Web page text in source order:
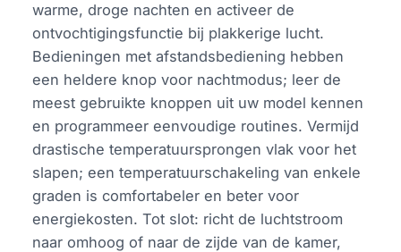
warme, droge nachten en activeer de
ontvochtigingsfunctie bij plakkerige lucht.
Bedieningen met afstandsbediening hebben
een heldere knop voor nachtmodus; leer de
meest gebruikte knoppen uit uw model kennen
en programmeer eenvoudige routines. Vermijd
drastische temperatuursprongen vlak voor het
slapen; een temperatuurschakeling van enkele
graden is comfortabeler en beter voor
energiekosten. Tot slot: richt de luchtstroom
naar omhoog of naar de zijde van de kamer,